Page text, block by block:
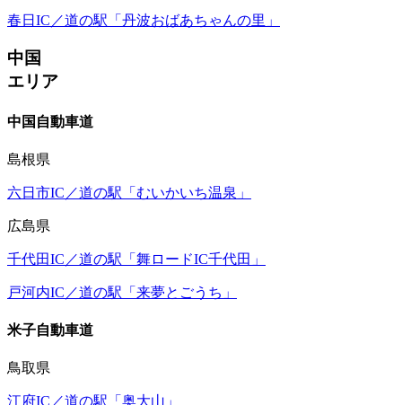
春日IC／道の駅「丹波おばあちゃんの里」
中国
エリア
中国自動車道
島根県
六日市IC／道の駅「むいかいち温泉」
広島県
千代田IC／道の駅「舞ロードIC千代田」
戸河内IC／道の駅「来夢とごうち」
米子自動車道
鳥取県
江府IC／道の駅「奥大山」